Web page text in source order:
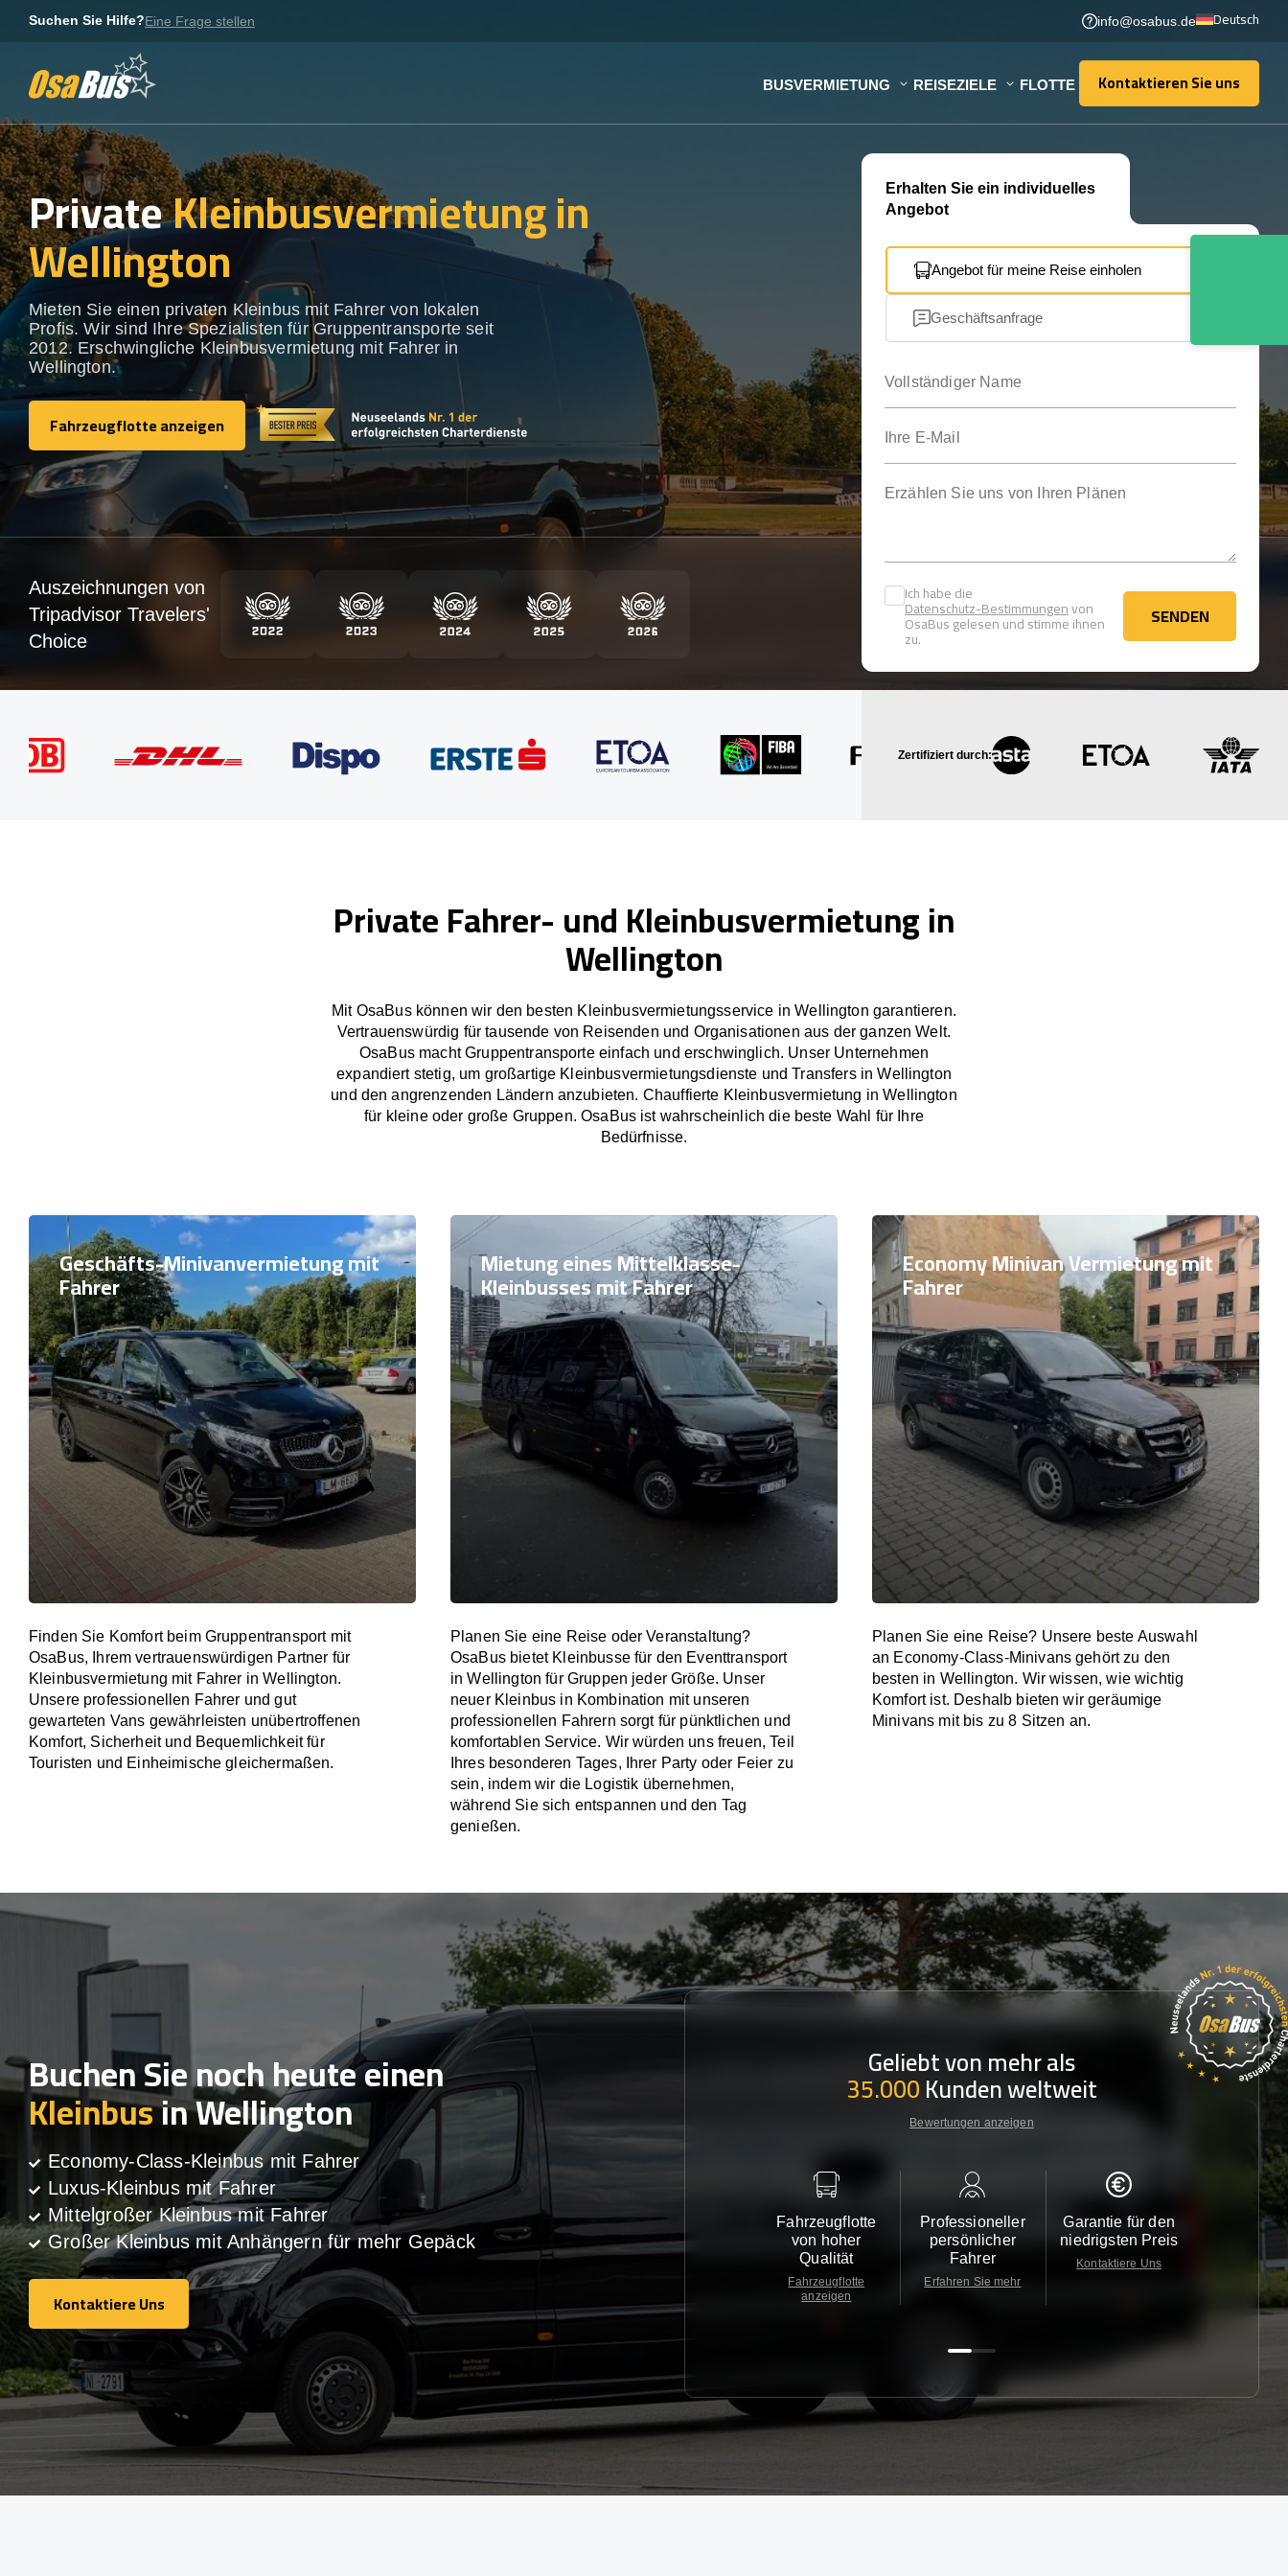
Suchen Sie Hilfe?Eine Frage stellen info@osabus.de Deutsch
BUSVERMIETUNG REISEZIELE FLOTTE Kontaktieren Sie uns
Kontaktieren Sie uns
PrivateKleinbusvermietung in
Wellington
Mieten Sie einen privaten Kleinbus mit Fahrer von lokalen
Profis. Wir sind Ihre Spezialisten für Gruppentransporte seit
2012. Erschwingliche Kleinbusvermietung mit Fahrer in
Wellington.
Fahrzeugflotte anzeigen
Fahrzeugflotte anzeigen
Erhalten Sie ein individuelles
Angebot
Angebot für meine Reise einholen
Geschäftsanfrage
Ich habe die
Datenschutz-Bestimmungenvon
OsaBus gelesen und stimme ihnen
zu.
SENDEN
SENDEN
Auszeichnungen von
Tripadvisor Travelers'
Choice
Zertifiziert durch:
Private Fahrer- und Kleinbusvermietung in
Wellington
Mit OsaBus können wir den besten Kleinbusvermietungsservice in Wellington garantieren.
Vertrauenswürdig für tausende von Reisenden und Organisationen aus der ganzen Welt.
OsaBus macht Gruppentransporte einfach und erschwinglich. Unser Unternehmen
expandiert stetig, um großartige Kleinbusvermietungsdienste und Transfers in Wellington
und den angrenzenden Ländern anzubieten. Chauffierte Kleinbusvermietung in Wellington
für kleine oder große Gruppen. OsaBus ist wahrscheinlich die beste Wahl für Ihre
Bedürfnisse.
Geschäfts-Minivanvermietung mit
Fahrer
Finden Sie Komfort beim Gruppentransport mit
OsaBus, Ihrem vertrauenswürdigen Partner für
Kleinbusvermietung mit Fahrer in Wellington.
Unsere professionellen Fahrer und gut
gewarteten Vans gewährleisten unübertroffenen
Komfort, Sicherheit und Bequemlichkeit für
Touristen und Einheimische gleichermaßen.
Mietung eines Mittelklasse-
Kleinbusses mit Fahrer
Planen Sie eine Reise oder Veranstaltung?
OsaBus bietet Kleinbusse für den Eventtransport
in Wellington für Gruppen jeder Größe. Unser
neuer Kleinbus in Kombination mit unseren
professionellen Fahrern sorgt für pünktlichen und
komfortablen Service. Wir würden uns freuen, Teil
Ihres besonderen Tages, Ihrer Party oder Feier zu
sein, indem wir die Logistik übernehmen,
während Sie sich entspannen und den Tag
genießen.
Economy Minivan Vermietung mit
Fahrer
Planen Sie eine Reise? Unsere beste Auswahl
an Economy-Class-Minivans gehört zu den
besten in Wellington. Wir wissen, wie wichtig
Komfort ist. Deshalb bieten wir geräumige
Minivans mit bis zu 8 Sitzen an.
Buchen Sie noch heute einen
Kleinbusin Wellington
Economy-Class-Kleinbus mit Fahrer
Luxus-Kleinbus mit Fahrer
Mittelgroßer Kleinbus mit Fahrer
Großer Kleinbus mit Anhängern für mehr Gepäck
Kontaktiere Uns
Kontaktiere Uns
Geliebt von mehr als
35.000Kunden weltweit
Bewertungen anzeigen
Fahrzeugflotte
von hoher
Qualität
Fahrzeugflotte
anzeigen
Professioneller
persönlicher
Fahrer
Erfahren Sie mehr
Garantie für den
niedrigsten Preis
Kontaktiere Uns Kontaktiere